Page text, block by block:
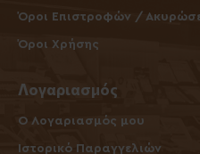
Όροι Επιστροφών /
Όροι Χρήσης
Λογαριασμός
O Λογαριασμός μου
Ιστορικό Παραγγελιών